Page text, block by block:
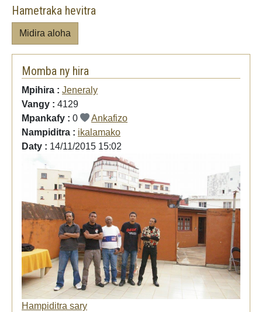
Hametraka hevitra
Midira aloha
Momba ny hira
Mpihira : Jeneraly
Vangy : 4129
Mpankafy : 0
Ankafizo
Nampiditra : ikalamako
Daty : 14/11/2015 15:02
Hampiditra sary